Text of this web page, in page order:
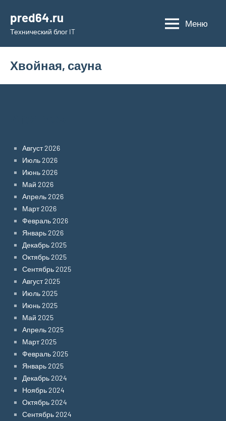
содержимому
pred64.ru
Технический блог IT
Меню
Хвойная, сауна
Август 2026
Июль 2026
Июнь 2026
Май 2026
Апрель 2026
Март 2026
Февраль 2026
Январь 2026
Декабрь 2025
Октябрь 2025
Сентябрь 2025
Август 2025
Июль 2025
Июнь 2025
Май 2025
Апрель 2025
Март 2025
Февраль 2025
Январь 2025
Декабрь 2024
Ноябрь 2024
Октябрь 2024
Сентябрь 2024